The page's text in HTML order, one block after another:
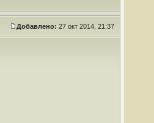
Добавлено: 27 окт 2014, 21:37